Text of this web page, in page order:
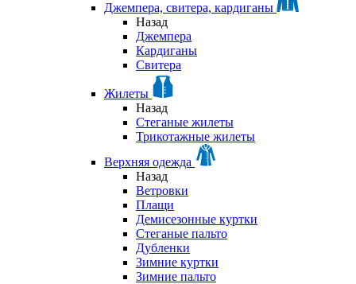
Джемпера, свитера, кардиганы
Назад
Джемпера
Кардиганы
Свитера
Жилеты
Назад
Стеганые жилеты
Трикотажные жилеты
Верхняя одежда
Назад
Ветровки
Плащи
Демисезонные куртки
Стеганые пальто
Дубленки
Зимние куртки
Зимние пальто